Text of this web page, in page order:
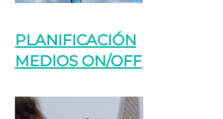
PLANIFICACIÓN
MEDIOS ON/OFF